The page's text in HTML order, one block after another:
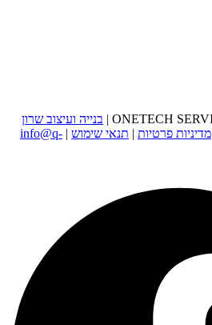
בנייה ועיצוב שרון
מדיניות פרטיות | תנאי שימוש |
info@q-